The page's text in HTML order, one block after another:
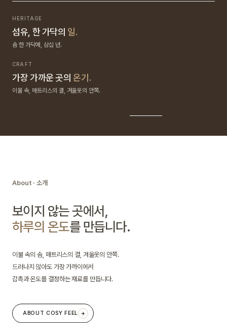
HERITAGE
섬유, 한 가닥의 일.
솜 한 가닥에, 삼십 년.
CRAFT
가장 가까운 곳의온기.
이불 속, 매트리스의 결, 겨울옷의 안쪽.
About · 소개
보이지 않는 곳에서,
하루의 온도를 만듭니다.
이불 속의 솜, 매트리스의 결, 겨울옷의 안쪽.
드러나지 않아도 가장 가까이에서
감촉과 온도를 결정하는 재료를 만듭니다.
ABOUT COSY FEEL